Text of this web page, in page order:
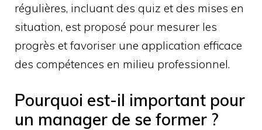
régulières, incluant des quiz et des mises en
situation, est proposé pour mesurer les
progrès et favoriser une application efficace
des compétences en milieu professionnel.
Pourquoi est-il important pour
un manager de se former ?